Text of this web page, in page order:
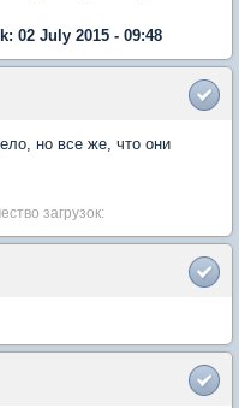
02 July 2015 - 09:48
но все же, что они
загрузок: